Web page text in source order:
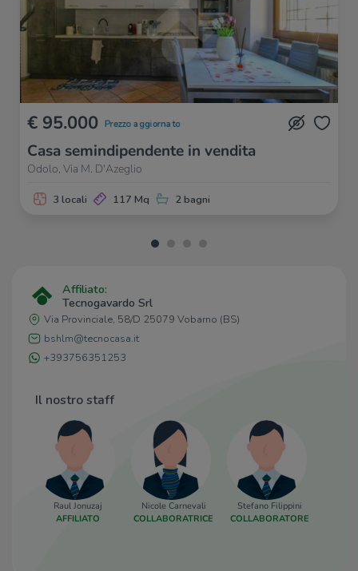
€ 95.000 Prezzo aggiornato
Casa semindipendente in vendita
Odolo, Via M. D'Azeglio
3 locali 117 Mq 2 bagni
Affiliato:
Tecnogavardo Srl
Via Provinciale, 58/D 25079 Vobarno (BS)
bshlm@tecnocasa.it
+393756351253
Il nostro staff
Raul Jonuzaj
AFFILIATO
Nicole Carnevali
COLLABORATRICE
Stefano Filippini
COLLABORATORE